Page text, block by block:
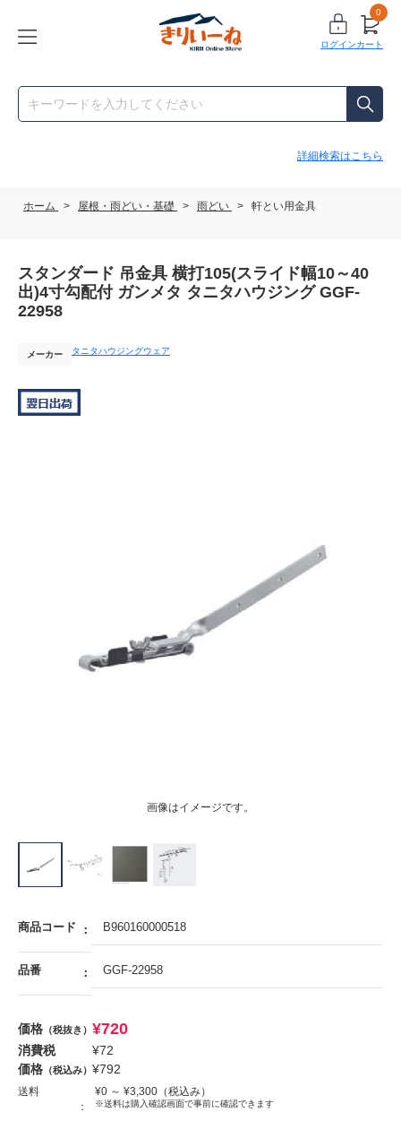
ログイン
0
カート
詳細検索はこちら
ホーム > 屋根・雨どい・基礎 > 雨どい > 軒とい用金具
スタンダード 吊金具 横打105(スライド幅10～40
出)4寸勾配付 ガンメタ タニタハウジング GGF-
22958
メーカー タニタハウジングウェア
画像はイメージです。
商品コード B960160000518
品番 GGF-22958
価格 （税抜き） ¥720
消費税 ¥72
価格 （税込み） ¥792
送料 ¥0 ～ ¥3,300 （税込み）
※送料は購入確認画面で事前に確認できます